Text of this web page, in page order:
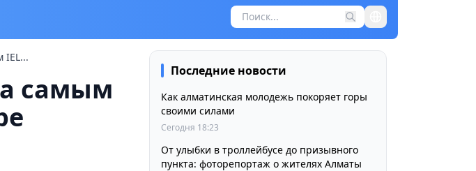
IEL...
самым
Последние новости
Как алматинская молодежь покоряет горы
своими силами
Сегодня 18:23
От улыбки в троллейбусе до призывного
пункта: фоторепортаж о жителях Алматы